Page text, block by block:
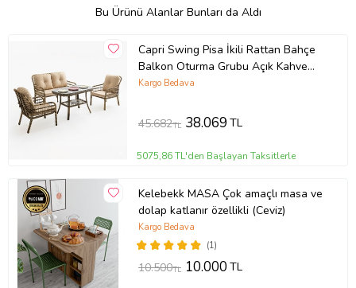
Bu Ürünü Alanlar Bunları da Aldı
Capri Swing Pisa İkili Rattan Bahçe
Balkon Oturma Grubu Açık Kahve
753 (Kahverengi)
Kargo Bedava
45.682TL 38.069TL
5075,86 TL'den Başlayan Taksitlerle
Kelebekk MASA Çok amaçlı masa ve
dolap katlanır özellikli (Ceviz)
(1)
Kargo Bedava
10.500TL 10.000TL